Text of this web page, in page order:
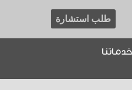
طلب استشارة
خدماتنا